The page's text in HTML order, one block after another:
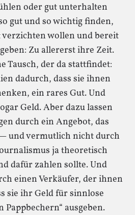
oder gut unterhalten
gut und so wichtig finden,
verzichten wollen und bereit
Zu allererst ihre Zeit.
Tausch, der da stattfindet:
dadurch, dass sie ihnen
ein rares Gut. Und
Geld. Aber dazu lassen
durch ein Angebot, das
und vermutlich nicht durch
ja theoretisch
dafür zahlen sollte. Und
einen Verkäufer, der ihnen
sie ihr Geld für sinnlose
Pappbechern“ ausgeben.